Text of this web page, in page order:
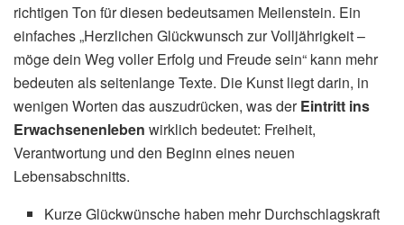
richtigen Ton für diesen bedeutsamen Meilenstein. Ein
einfaches „Herzlichen Glückwunsch zur Volljährigkeit –
möge dein Weg voller Erfolg und Freude sein“ kann mehr
bedeuten als seitenlange Texte. Die Kunst liegt darin, in
wenigen Worten das auszudrücken, was derEintritt ins
Erwachsenenleben wirklich bedeutet: Freiheit,
Verantwortung und den Beginn eines neuen
Lebensabschnitts.
Kurze Glückwünsche haben mehr Durchschlagskraft